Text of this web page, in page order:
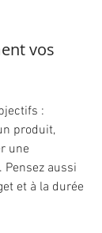
vos
:
produit,
une
aussi
et à la durée